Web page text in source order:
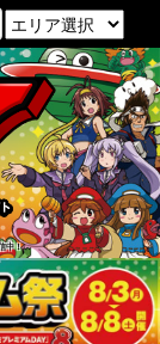
中！